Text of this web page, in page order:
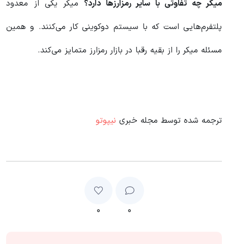
میکر چه تفاوتی با سایر رمزارزها دارد؟ میکر یکی از معدود
پلتفرم‌هایی است که با سیستم دوکوینی کار می‌کنند. و همین
مسئله میکر را از بقیه رقبا در بازار رمزارز متمایز می‌کند.
ترجمه شده توسط مجله خبری نیپوتو
۰ ۰